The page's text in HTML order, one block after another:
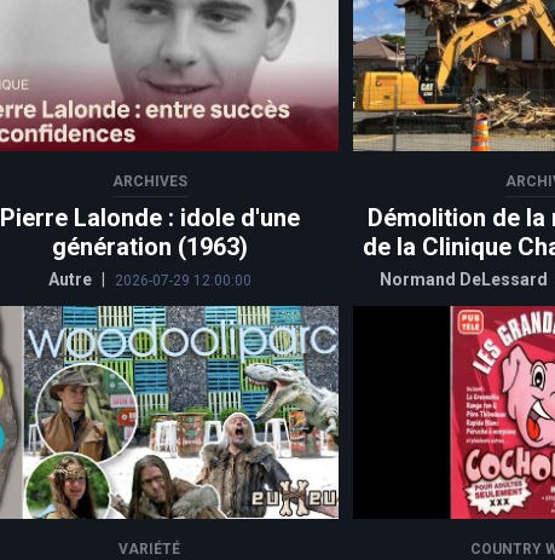
ARCHIVES
Pierre Lalonde : idole d'une
génération (1963)
Autre 2026-07-29 12:00:00
Démolition de
de la Clinique
Normand DeLessard
VARIÉTÉ COUNTRY